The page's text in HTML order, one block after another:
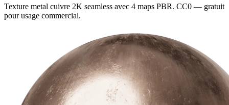
Texture metal cuivre 2K seamless avec 4 maps PBR. CC0 — gratuit
pour usage commercial.